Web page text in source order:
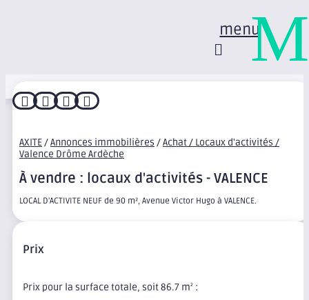
menu
   
AXITE/Annonces immobilières /Achat / Locaux d'activités /
Valence Drôme Ardèche
À vendre : locaux d'activités - VALENCE
LOCAL D'ACTIVITE NEUF de 90 m², Avenue Victor Hugo à VALENCE.
Prix
Prix pour la surface totale, soit 86.7 m2 :
M